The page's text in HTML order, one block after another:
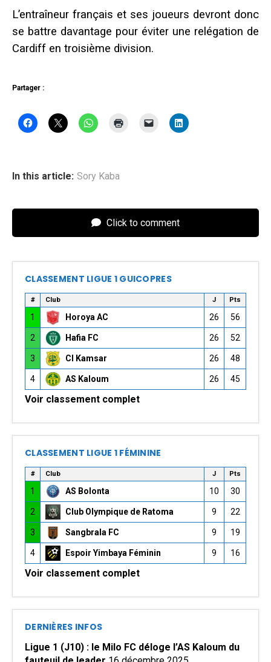
L’entraîneur français et ses joueurs devront donc
se battre davantage pour éviter une relégation de
Cardiff en troisième division.
Partager :
In this article: Sory Kaba
Click to comment
CLASSEMENT LIGUE 1 GUICOPRES
# Club J Pts
1 Horoya AC 26 56
2 Hafia FC 26 52
3 CI Kamsar 26 48
4 AS Kaloum 26 45
Voir classement complet
CLASSEMENT LIGUE 1 FÉMININE
# Club J Pts
1 AS Bolonta 10 30
2 Club Olympique de Ratoma 9 22
3 Sangbrala FC 9 19
4 Espoir Yimbaya Féminin 9 16
Voir classement complet
DERNIÈRES INFOS
Ligue 1 (J10) : le Milo FC déloge l’AS Kaloum du